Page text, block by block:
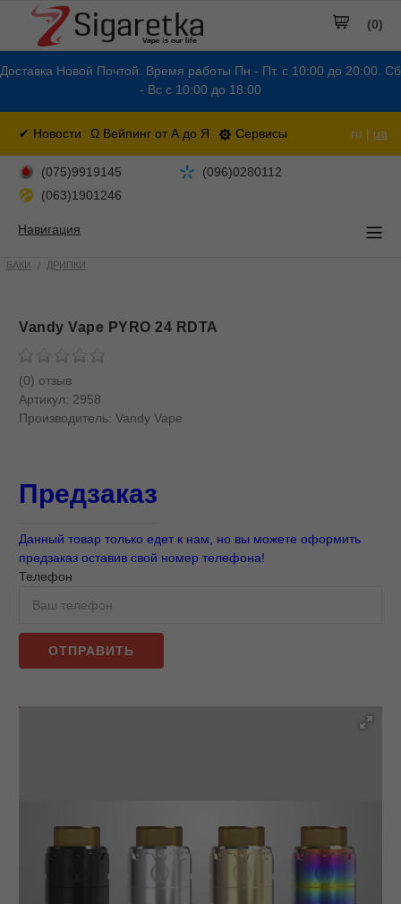
Доставка Новой Почтой. Время работы Пн - Пт. с 10:00 до 20:00. Сб
- Вс с 10:00 до 18:00
✔ Новости Ω Вейпинг от А до Я Сервисы ru | ua
(0)
(075)9919145
(096)0280112
(063)1901246
Навигация
БАКИ ДРИПКИ
Vandy Vape PYRO 24 RDTA
(0) отзыв
Артикул: 2958
Производитель: Vandy Vape
Предзаказ
Данный товар только едет к нам, но вы можете оформить
предзаказ оставив свой номер телефона!
Телефон
ОТПРАВИТЬ